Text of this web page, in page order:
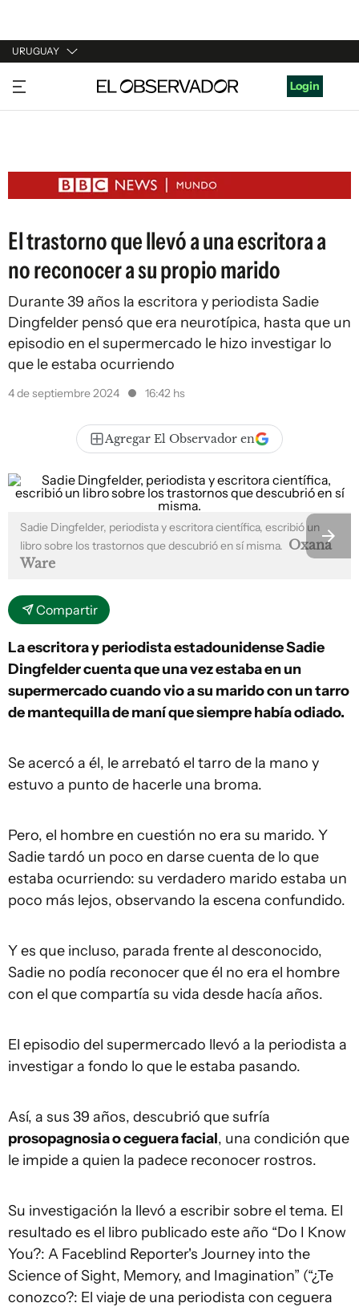
URUGUAY
URUGUAY
ARGENTINA
ESTADOS UNIDOS
Login
El trastorno que llevó a una escritora a
no reconocer a su propio marido
Durante 39 años la escritora y periodista Sadie
Dingfelder pensó que era neurotípica, hasta que un
episodio en el supermercado le hizo investigar lo
que le estaba ocurriendo
4 de septiembre 2024 16:42 hs
Agregar El Observador en
Sadie Dingfelder, periodista y escritora científica, escribió un
libro sobre los trastornos que descubrió en sí misma. Oxana
Ware
Compartir
La escritora y periodista estadounidense Sadie
Dingfelder cuenta que una vez estaba en un
supermercado cuando vio a su marido con un tarro
de mantequilla de maní que siempre había odiado.
Se acercó a él, le arrebató el tarro de la mano y
estuvo a punto de hacerle una broma.
Pero, el hombre en cuestión no era su marido. Y
Sadie tardó un poco en darse cuenta de lo que
estaba ocurriendo: su verdadero marido estaba un
poco más lejos, observando la escena confundido.
Y es que incluso, parada frente al desconocido,
Sadie no podía reconocer que él no era el hombre
con el que compartía su vida desde hacía años.
El episodio del supermercado llevó a la periodista a
investigar a fondo lo que le estaba pasando.
Así, a sus 39 años, descubrió que sufría
prosopagnosia o ceguera facial, una condición que
le impide a quien la padece reconocer rostros.
Su investigación la llevó a escribir sobre el tema. El
resultado es el libro publicado este año “Do I Know
You?: A Faceblind Reporter's Journey into the
Science of Sight, Memory, and Imagination” (“¿Te
conozco?: El viaje de una periodista con ceguera